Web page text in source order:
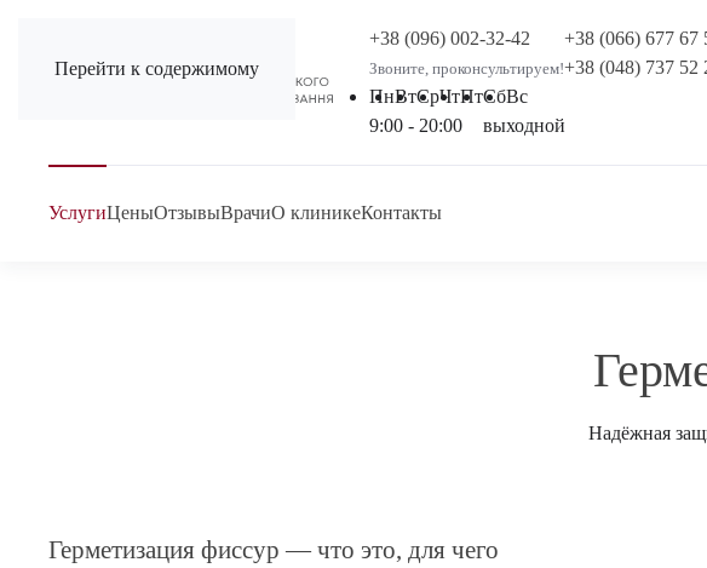
Перейти к содержимому
+38 (096) 002-32-42
Звоните, проконсультируем!
+38 (066) 677 67
+38 (048) 737 52
ПнВтСрЧтПт
9:00 - 20:00
СбВс
выходной
УслугиЦеныОтзывыВрачиО клиникеКонтакты
Надёжная
Герметизация фиссур — что это, для чего